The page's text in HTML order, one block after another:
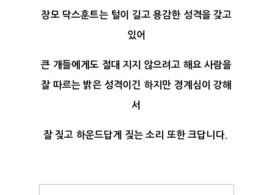
장모 닥스훈트는 털이 길고 용감한 성격을 갖고
있어
큰 개들에게도 절대 지지 않으려고 해요 사람을
잘 따르는 밝은 성격이긴 하지만 경계심이 강해
서
잘 짖고 하운드답게 짖는 소리 또한 크답니다.